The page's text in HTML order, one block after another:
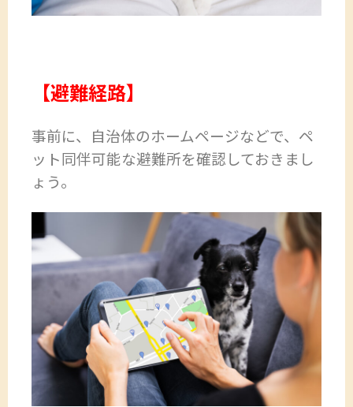
【避難経路】
事前に、自治体のホームページなどで、ペ
ット同伴可能な避難所を確認しておきまし
ょう。